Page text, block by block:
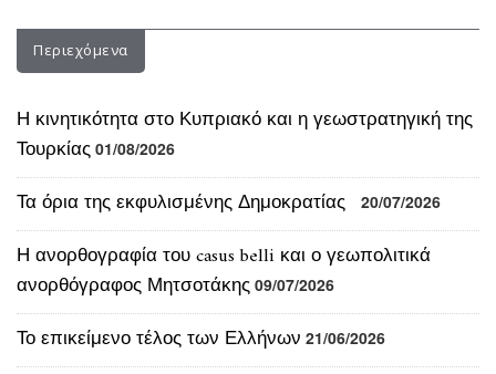
Περιεχόμενα
Η κινητικότητα στο Κυπριακό και η γεωστρατηγική της
Τουρκίας 01/08/2026
Τα όρια της εκφυλισμένης Δημοκρατίας 20/07/2026
Η ανορθογραφία του casus belli και ο γεωπολιτικά
ανορθόγραφος Μητσοτάκης 09/07/2026
Το επικείμενο τέλος των Ελλήνων 21/06/2026